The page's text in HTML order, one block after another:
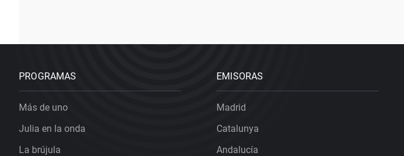
PROGRAMAS
Más de uno
Julia en la onda
La brújula
EMISORAS
Madrid
Catalunya
Andalucía